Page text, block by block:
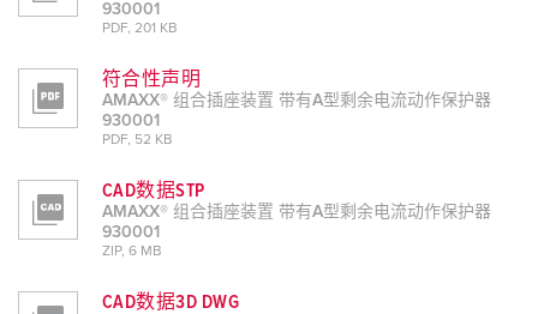
930001
PDF, 201 KB
符合性声明
AMAXX® 组合插座装置 带有A型剩余电流动作保护器
930001
PDF, 52 KB
CAD数据STP
AMAXX® 组合插座装置 带有A型剩余电流动作保护器
930001
ZIP, 6 MB
CAD数据3D DWG